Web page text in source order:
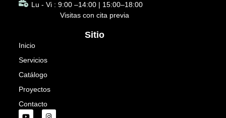
Lu - Vi : 9:00 –14:00 | 15:00–18:00
Visitas con cita previa
Sitio
Inicio
Servicios
Catálogo
Proyectos
Contacto
Y
I